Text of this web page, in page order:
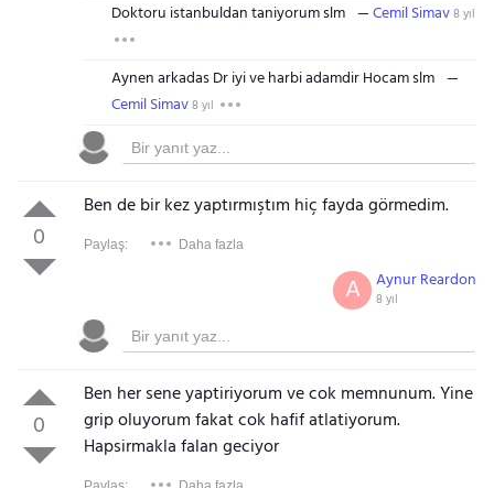
Doktoru istanbuldan taniyorum slm Cemil Simav8 yıl
Aynen arkadas Dr iyi ve harbi adamdir Hocam slm
Cemil Simav8 yıl
0
Ben de bir kez yaptırmıştım hiç fayda görmedim.
Paylaş: Daha fazla
Aynur Reardon
8 yıl
A
0
Ben her sene yaptiriyorum ve cok memnunum. Yine
grip oluyorum fakat cok hafif atlatiyorum.
Hapsirmakla falan geciyor